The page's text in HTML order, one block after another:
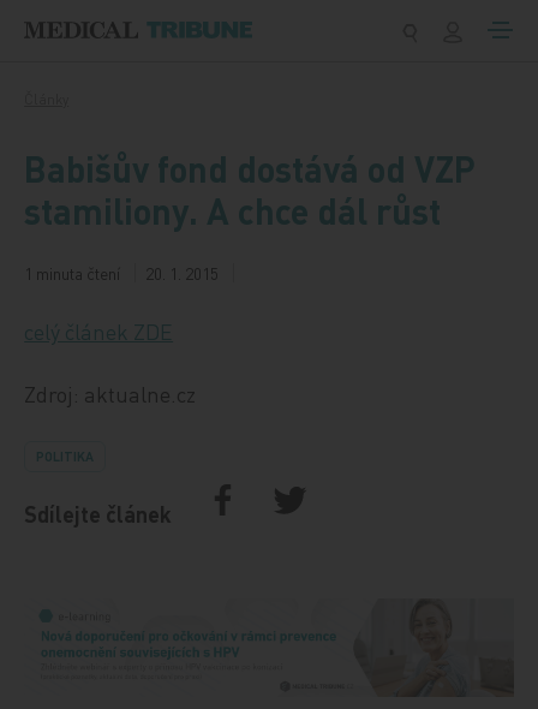
Babišův fond dostává od VZP
stamiliony. A chce dál růst
1 minuta čtení 20. 1. 2015
celý článek ZDE
Zdroj: aktualne.cz
POLITIKA
Sdílejte článek